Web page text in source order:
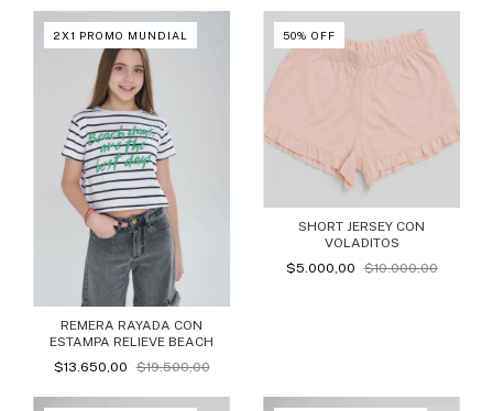
2X1 PROMO MUNDIAL
REMERA RAYADA CON
ESTAMPA RELIEVE BEACH
$13.650,00
$19.500,00
50% OFF
SHORT JERSEY CON
VOLADITOS
$5.000,00
$10.000,00